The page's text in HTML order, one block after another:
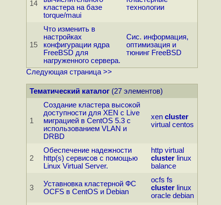
14
кластера на базе
torque/maui
технологии
15
Что изменить в
настройках
конфигурации ядра
FreeBSD для
нагруженного сервера.
Сис. информация,
оптимизация и
тюнинг FreeBSD
Следующая страница >>
Тематический каталог(27 элементов)
1
Создание кластера высокой
доступности для XEN с Live
миграцией в CentOS 5.3 с
использованием VLAN и
DRBD
xen cluster
virtual centos
2
Обеспечение надежности
http(s) сервисов с помощью
Linux Virtual Server.
http virtual
cluster linux
balance
3
Уставновка кластерной ФС
OCFS в CentOS и Debian
ocfs fs
cluster linux
oracle debian